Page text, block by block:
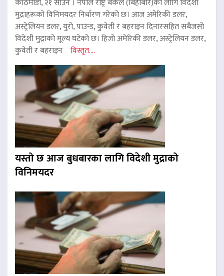
काठमाडौं, २१ साउन । नेपाल राष्ट्र बैंकले (बिहीबार)का लागि विदेशी
मुद्राहरूको विनिमयदर निर्धारण गरेको छ। आज अमेरिकी डलर,
अस्ट्रेलियन डलर, युरो, पाउन्ड, कुवेती र बहराइन दिनारसहित सबैजसो
विदेशी मुद्राको मूल्य घटेको छ। हिजो अमेरिकी डलर, अस्ट्रेलियन डलर,
कुवेती र बहराइन विस्तृत....
यस्तो छ आज बुधबारका लागि विदेशी मुद्राको
विनिमयदर